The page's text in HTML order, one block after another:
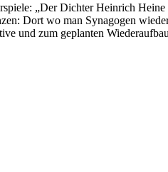
„Der Dichter Heinrich
Dort wo man Synagogen
und zum geplanten